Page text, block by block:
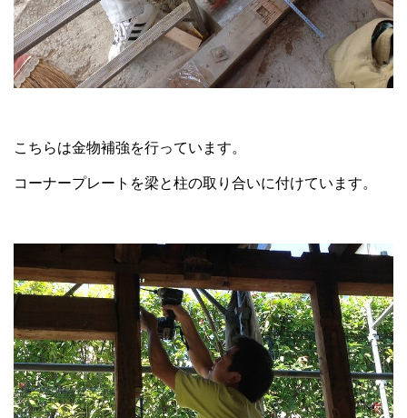
こちらは金物補強を行っています。
コーナープレートを梁と柱の取り合いに付けています。